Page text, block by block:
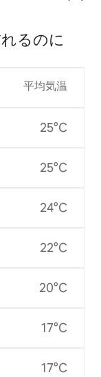
るの⁠に
平均気温
25°C
25°C
24°C
22°C
20°C
17°C
17°C